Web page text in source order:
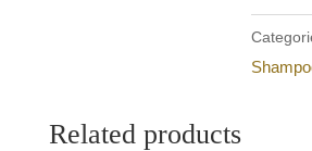
Related products